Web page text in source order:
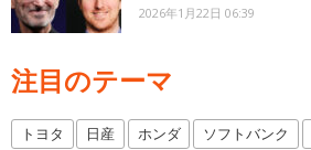
2026年1月22日 06:39
注目のテーマ
トヨタ 日産 ホンダ ソフトバンク